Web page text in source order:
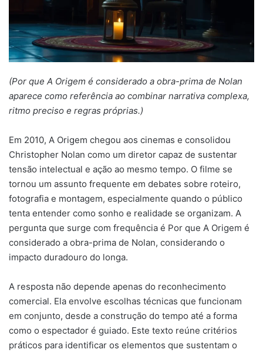
(Por que A Origem é considerado a obra-prima de Nolan
aparece como referência ao combinar narrativa complexa,
ritmo preciso e regras próprias.)
Em 2010, A Origem chegou aos cinemas e consolidou
Christopher Nolan como um diretor capaz de sustentar
tensão intelectual e ação ao mesmo tempo. O filme se
tornou um assunto frequente em debates sobre roteiro,
fotografia e montagem, especialmente quando o público
tenta entender como sonho e realidade se organizam. A
pergunta que surge com frequência é Por que A Origem é
considerado a obra-prima de Nolan, considerando o
impacto duradouro do longa.
A resposta não depende apenas do reconhecimento
comercial. Ela envolve escolhas técnicas que funcionam
em conjunto, desde a construção do tempo até a forma
como o espectador é guiado. Este texto reúne critérios
práticos para identificar os elementos que sustentam o